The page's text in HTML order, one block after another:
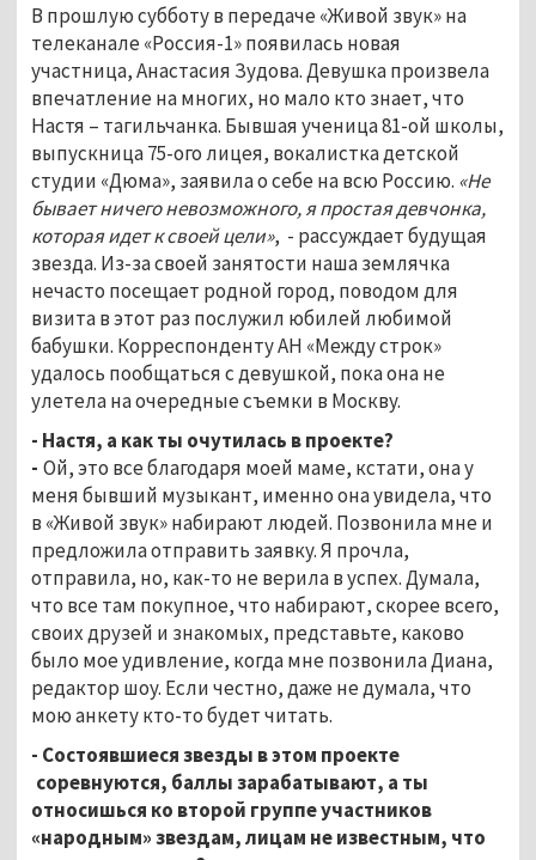
В прошлую субботу в передаче «Живой звук» на
телеканале «Россия-1» появилась новая
участница, Анастасия Зудова. Девушка произвела
впечатление на многих, но мало кто знает, что
Настя – тагильчанка. Бывшая ученица 81-ой школы,
выпускница 75-ого лицея, вокалистка детской
студии «Дюма», заявила о себе на всю Россию. «Не
бывает ничего невозможного, я простая девчонка,
которая идет к своей цели», - рассуждает будущая
звезда. Из-за своей занятости наша землячка
нечасто посещает родной город, поводом для
визита в этот раз послужил юбилей любимой
бабушки. Корреспонденту АН «Между строк»
удалось пообщаться с девушкой, пока она не
улетела на очередные съемки в Москву.
- Настя, а как ты очутилась в проекте?
- Ой, это все благодаря моей маме, кстати, она у
меня бывший музыкант, именно она увидела, что
в «Живой звук» набирают людей. Позвонила мне и
предложила отправить заявку. Я прочла,
отправила, но, как-то не верила в успех. Думала,
что все там покупное, что набирают, скорее всего,
своих друзей и знакомых, представьте, каково
было мое удивление, когда мне позвонила Диана,
редактор шоу. Если честно, даже не думала, что
мою анкету кто-то будет читать.
- Состоявшиеся звезды в этом проекте
соревнуются, баллы зарабатывают, а ты
относишься ко второй группе участников
«народным» звездам, лицам не известным, что